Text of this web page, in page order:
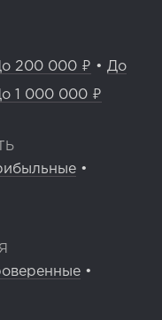
200 000 ₽ • До
1 000 000 ₽
•
•